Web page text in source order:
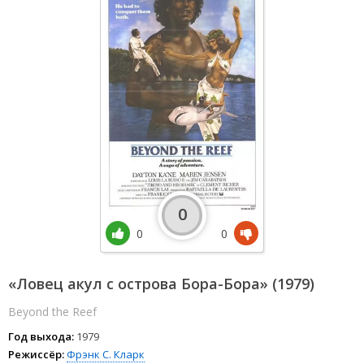
«Ловец акул с острова Бора-Бора» (1979)
Beyond the Reef
Год выхода: 1979
Режиссёр:Фрэнк С. Кларк
0
0
0